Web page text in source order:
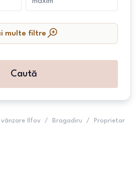
multe filtre
Caută
Ilfov / Bragadiru / Proprietar